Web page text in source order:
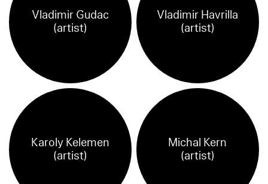
Vladimir Gudac
(artist)
Vladimir Havrilla
(artist)
Karoly Kelemen
(artist)
Michal Kern
(artist)